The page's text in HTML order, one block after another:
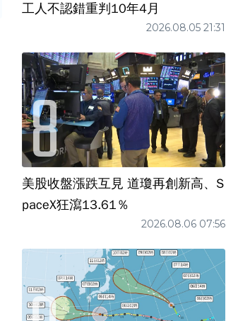
工人不認錯重判10年4月
2026.08.05 21:31
美股收盤漲跌互見 道瓊再創新高、S
paceX狂瀉13.61％
2026.08.06 07:56